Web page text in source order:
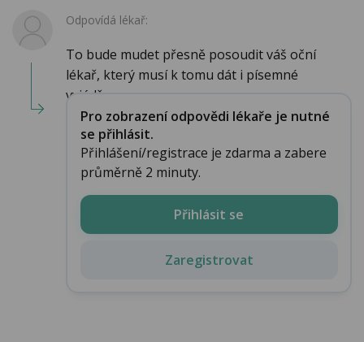
Odpovídá lékař:
To bude mudet přesně posoudit váš oční
lékař, který musí k tomu dát i písemné
vyjádře...
Pro zobrazení odpovědi lékaře je nutné
se přihlásit.
Přihlášení/registrace je zdarma a zabere
průměrně 2 minuty.
Přihlásit se
Zaregistrovat